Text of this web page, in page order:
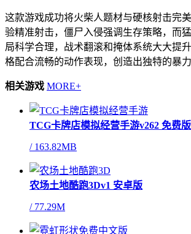
这款游戏成功将火柴人题材与硬核射击完
验精准射击，僵尸入侵强调生存策略，而
局科学合理，战术翻滚和掩体系统大大提
格配合流畅的动作表现，创造出独特的暴
相关游戏 MORE+
TCG卡牌店模拟经营手游v262 免费版
/163.82MB
农场土地酷跑3Dv1 安卓版
/77.29M